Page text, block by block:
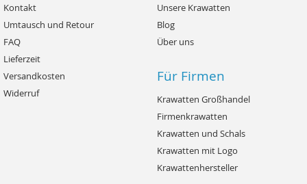
Kontakt
Umtausch und Retour
FAQ
Lieferzeit
Versandkosten
Widerruf
Unsere Krawatten
Blog
Über uns
Für Firmen
Krawatten Großhandel
Firmenkrawatten
Krawatten und Schals
Krawatten mit Logo
Krawattenhersteller